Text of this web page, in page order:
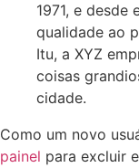
1971, e
qualidade ao
Itu, a XYZ
coisas
cidade.
Como um novo
painel para excluir